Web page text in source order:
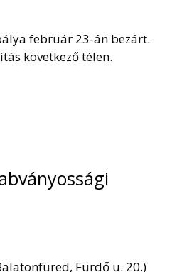
február 23-án bezárt.
következő télen.
Fürdő u. 20.)